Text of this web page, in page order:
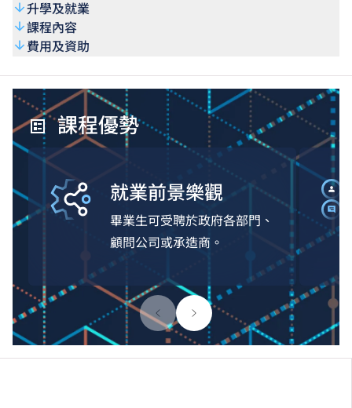
升學及就業
課程內容
費用及資助
課程優勢
就業前景樂觀
畢業生可受聘於政府各部門、
顧問公司或承造商。